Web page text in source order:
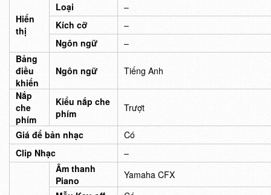
Hiển
thị
Loại
–
Kích cỡ
–
Ngôn ngữ
–
Bảng
điều
khiển
Ngôn ngữ Tiếng Anh
Nắp
che
phím
Kiểu nắp che
phím
Trượt
Giá để bản nhạc
Có
Clip Nhạc
–
Âm thanh
Piano
Yamaha CFX